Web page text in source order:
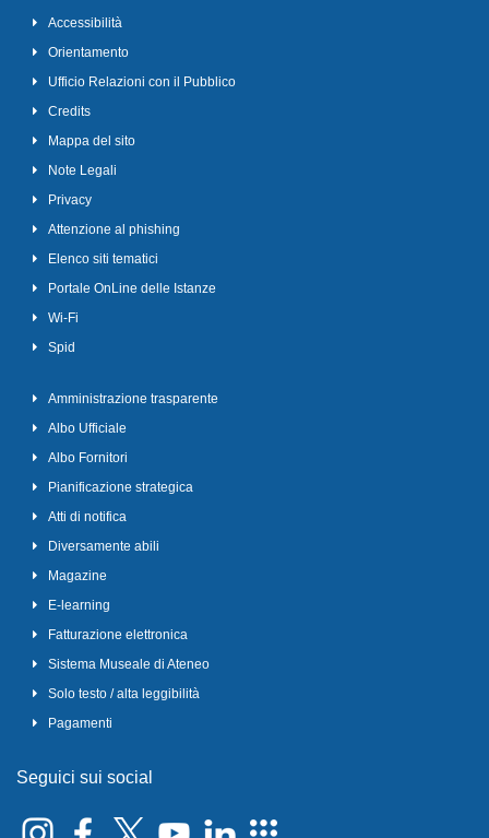
Accessibilità
Orientamento
Ufficio Relazioni con il Pubblico
Credits
Mappa del sito
Note Legali
Privacy
Attenzione al phishing
Elenco siti tematici
Portale OnLine delle Istanze
Wi-Fi
Spid
Amministrazione trasparente
Albo Ufficiale
Albo Fornitori
Pianificazione strategica
Atti di notifica
Diversamente abili
Magazine
E-learning
Fatturazione elettronica
Sistema Museale di Ateneo
Solo testo / alta leggibilità
Pagamenti
Seguici sui social